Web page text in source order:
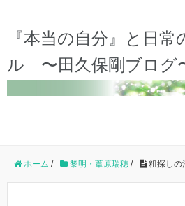
『本当の自分』と日
ル 〜田久保剛ブログ
ホーム / 黎明・葦原瑞穂 / 粗探しの